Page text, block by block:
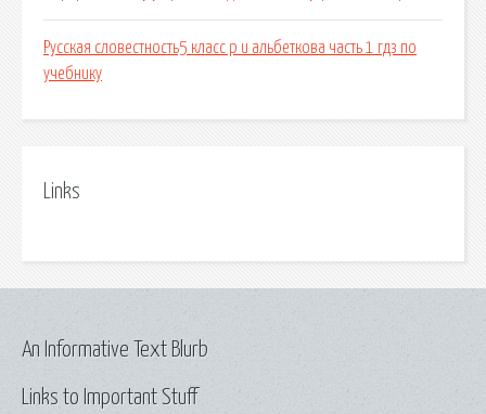
Русская словестность5 класс р и альбеткова часть 1 гдз по
учебнику
Links
Links to Important Stuff
An Informative Text Blurb